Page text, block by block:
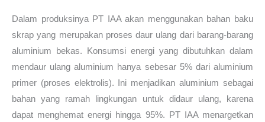
Dalam produksinya PT IAA akan menggunakan bahan baku
skrap yang merupakan proses daur ulang dari barang-barang
aluminium bekas. Konsumsi energi yang dibutuhkan dalam
mendaur ulang aluminium hanya sebesar 5% dari aluminium
primer (proses elektrolis). Ini menjadikan aluminium sebagai
bahan yang ramah lingkungan untuk didaur ulang, karena
dapat menghemat energi hingga 95%. PT IAA menargetkan